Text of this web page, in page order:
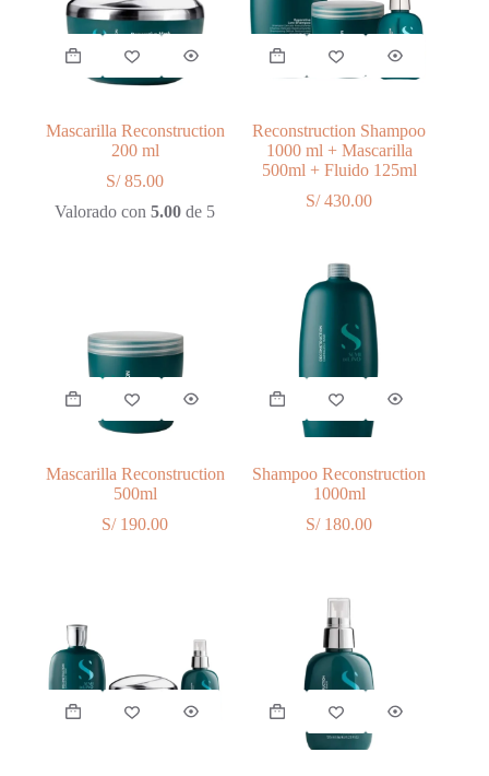
Mascarilla Reconstruction
200 ml
S/85.00
Valorado con5.00 de 5
Reconstruction Shampoo
1000 ml + Mascarilla
500ml + Fluido 125ml
S/430.00
Mascarilla Reconstruction
500ml
S/190.00
Shampoo Reconstruction
1000ml
S/180.00